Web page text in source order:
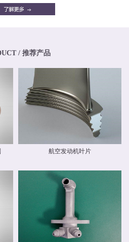
，模具，工艺品等。华阳新材料拥有一支
均为博士、硕士，其中博士生比例超过
高素质人才的研发中心，，拥有一流的跨
、化学性能及疲劳损伤进行检测，能分析
合物的分布、分析晶体和晶界组织。 华阳
备多台。公司具有ISO9001质量体系认
战略华阳的价值理念是 创造价值，创新报
应。我们根据客户需求开发新产品和系统
，并降低客户成本。
/ 推荐产品
航空发动机叶片